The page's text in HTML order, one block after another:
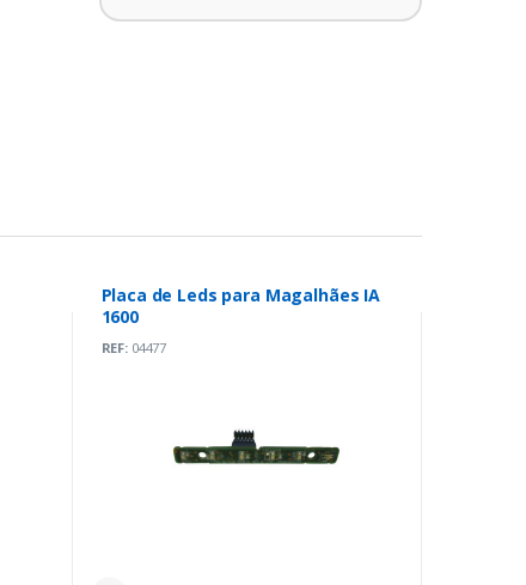
Placa de Leds para Magalhães IA
1600
REF:04477